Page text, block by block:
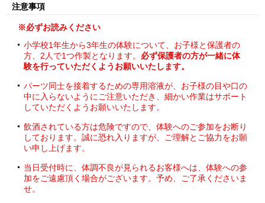
注意事項
※必ずお読みください
小学校1年生から3年生の体験について、お子様と保護者の
方、2人で1つ作製となります。 必ず保護者の方が一緒に体
験を行っていただくようお願いいたします。
パーツ同士を接着するための専用溶液が、お子様の目や口の
中に入らないようにご注意いただき、細かい作業はサポート
していただくようお願いいたします。
飲酒されている方は危険ですので、体験へのご参加をお断り
しております。誠に恐れ入りますが、ご理解とご協力をお願
い申し上げます。
当日受付時に、体調不良が見られるお客様へは、体験への参
加をご遠慮頂く場合がございます。予め、ご了承くださいま
せ。